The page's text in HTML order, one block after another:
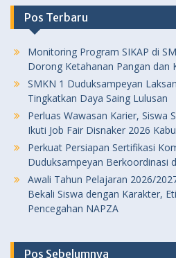
Pos Terbaru
Monitoring Program SIKAP di
Dorong Ketahanan Pangan dan
SMKN 1 Duduksampeyan
Tingkatkan Daya Saing Lulusan
Perluas Wawasan Karier, Siswa
Ikuti Job Fair Disnaker 2026
Perkuat Persiapan Sertifikasi
Duduksampeyan Berkoordinasi
Awali Tahun Pelajaran 2026/
Bekali Siswa dengan Karakter,
Pencegahan NAPZA
Pos Sebelumnya